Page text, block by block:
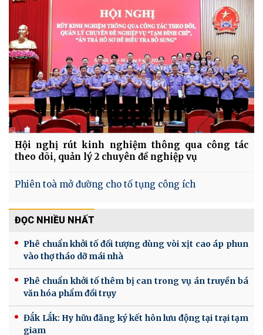
Hội nghị rút kinh nghiệm thông qua công tác
theo dõi, quản lý 2 chuyên đề nghiệp vụ
Phiên toà mở đường cho tố tụng công ích
ĐỌC NHIỀU NHẤT
Phê chuẩn khởi tố đối tượng dùng vòi xịt cao áp phun
vào thợ tháo dỡ mái nhà
Phê chuẩn khởi tố thêm bị can trong vụ án truyền bá
văn hóa phẩm đồi trụy
Đắk Lắk: Hy hữu đăng ký kết hôn lưu động tại trại tạm
giam